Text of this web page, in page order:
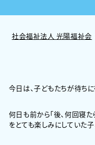
社会福祉法人 光陽福祉会
今日は、子どもたちが待ち
何日も前から「後、何回寝た
をとても楽しみにしていた子